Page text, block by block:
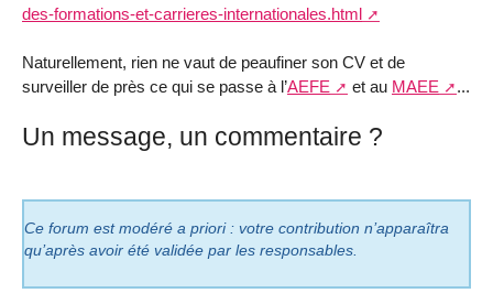
des-formations-et-carrieres-internationales.html
Naturellement, rien ne vaut de peaufiner son CV et de
surveiller de près ce qui se passe à l’AEFE et au MAEE ...
Un message, un commentaire ?
Ce forum est modéré a priori : votre contribution n’apparaîtra
qu’après avoir été validée par les responsables.